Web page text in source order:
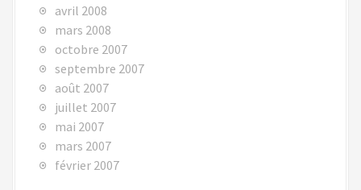
avril 2008
mars 2008
octobre 2007
septembre 2007
août 2007
juillet 2007
mai 2007
mars 2007
février 2007